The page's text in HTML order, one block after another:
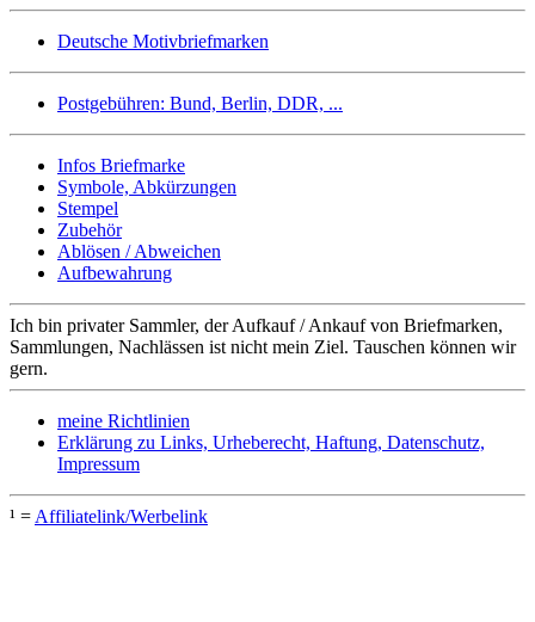
Deutsche Motivbriefmarken
Postgebühren: Bund, Berlin, DDR, ...
Infos Briefmarke
Symbole, Abkürzungen
Stempel
Zubehör
Ablösen / Abweichen
Aufbewahrung
Ich bin privater Sammler, der Aufkauf / Ankauf von Briefmarken,
Sammlungen, Nachlässen ist nicht mein Ziel. Tauschen können wir
gern.
meine Richtlinien
Erklärung zu Links, Urheberecht, Haftung, Datenschutz,
Impressum
¹ = Affiliatelink/Werbelink